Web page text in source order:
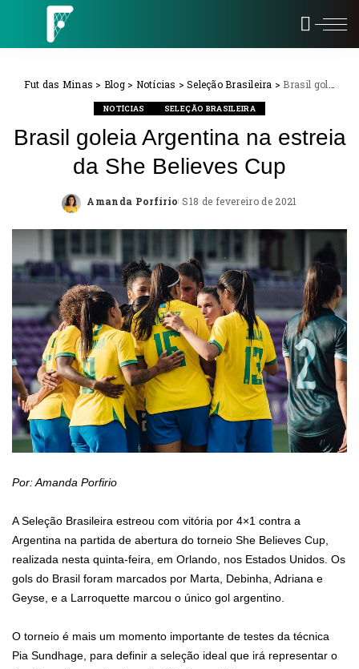
Fut das Minas > Blog> Notícias >Seleção Brasileira > Brasil goleia Argentina na estreia da She Believes Cup
NOTÍCIAS SELEÇÃO BRASILEIRA
Brasil goleia Argentina na estreia
da She Believes Cup
Posted
Amanda Porfírio 18 de fevereiro de 2021
Por: Amanda Porfirio
A Seleção Brasileira estreou com vitória por 4×1 contra a
Argentina na partida de abertura do torneio She Believes Cup,
realizada nesta quinta-feira, em Orlando, nos Estados Unidos. Os
gols do Brasil foram marcados por Marta, Debinha, Adriana e
Geyse, e a Larroquette marcou o único gol argentino.
O torneio é mais um momento importante de testes da técnica
Pia Sundhage, para definir a seleção ideal que irá representar o